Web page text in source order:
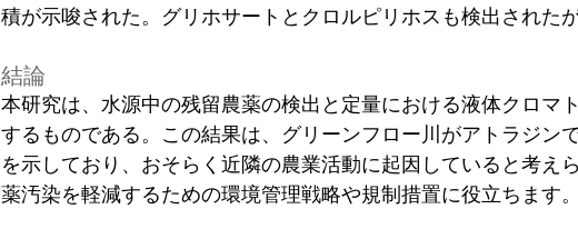
積が示唆された。グリホサートとクロルピリホスも検出された
結論
本研究は、水源中の残留農薬の検出と定量における液体クロマ
するものである。この結果は、グリーンフロー川がアトラジン
を示しており、おそらく近隣の農業活動に起因していると考え
薬汚染を軽減するための環境管理戦略や規制措置に役立ちます。